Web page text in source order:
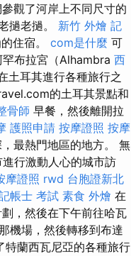
觀了河岸上不同尺寸的
撾老撾。 新竹 外燴 記
住宿。 com是什麼 可
布拉宮（Alhambra 西
土耳其進行各種旅行之
的土耳其景點和
骨師 早餐，然後離開拉
護照申請 按摩證照 按摩
最熱門地區的地方。 無
行激動人心的城市訪
摩證照 rwd 台胞證新北
帳士 考試 素食 外燴 在
，然後在下午前往哈瓦
機場，然後轉移到布達
特蘭西瓦尼亞的各種旅行